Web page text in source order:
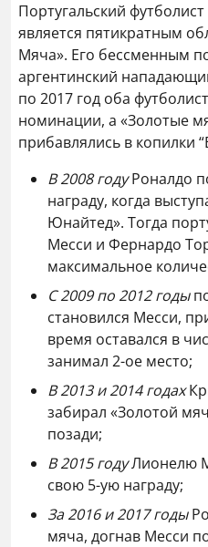
Португальский
является пятикратным
Мяча». Его бессменным
аргентинский
по 2017 год оба
номинации, а «Золотые
прибавлялись в копилки
В 2008 годуРоналдо
награду, когда
Юнайтед». Тогда
Месси и Фернардо
максимальное
С 2009 по 2012годы
становился Месси,
время оставался в
занимал 2-ое место;
В 2013 и 2014 годах
забирал «Золотой
позади;
В 2015 годуЛионелю
свою 5-ую награду;
За 2016 и 2017 годы
мяча, догнав Месси